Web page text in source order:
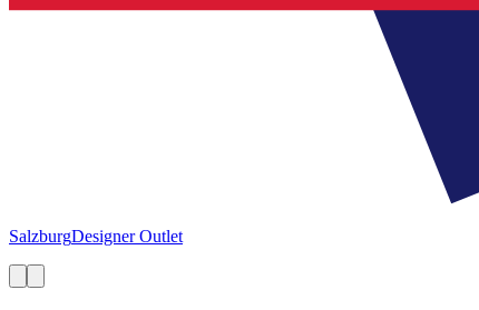
SalzburgDesigner Outlet